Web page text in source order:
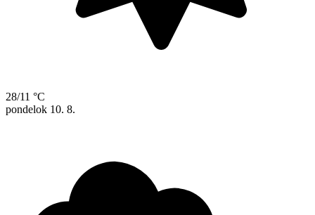
28/11 °C
pondelok 10. 8.